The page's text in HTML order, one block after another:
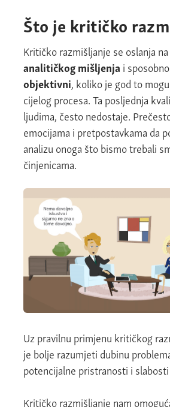
Što je kritičko
Kritičko razmišljanje se oslanja
analitičkog mišljenja i
objektivni, koliko je god to
cijelog procesa. Ta posljednja
ljudima, često nedostaje.
emocijama i pretpostavkama da
analizu onoga što bismo trebali
činjenicama.
Uz pravilnu primjenu kritičkog
je bolje razumjeti dubinu
potencijalne pristranosti i
Kritičko razmišljanje nam